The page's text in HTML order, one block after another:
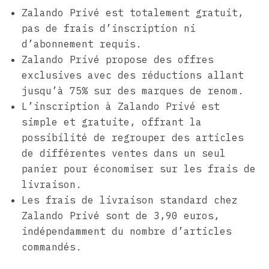
Zalando Privé est totalement gratuit,
pas de frais d’inscription ni
d’abonnement requis.
Zalando Privé propose des offres
exclusives avec des réductions allant
jusqu’à 75% sur des marques de renom.
L’inscription à Zalando Privé est
simple et gratuite, offrant la
possibilité de regrouper des articles
de différentes ventes dans un seul
panier pour économiser sur les frais de
livraison.
Les frais de livraison standard chez
Zalando Privé sont de 3,90 euros,
indépendamment du nombre d’articles
commandés.